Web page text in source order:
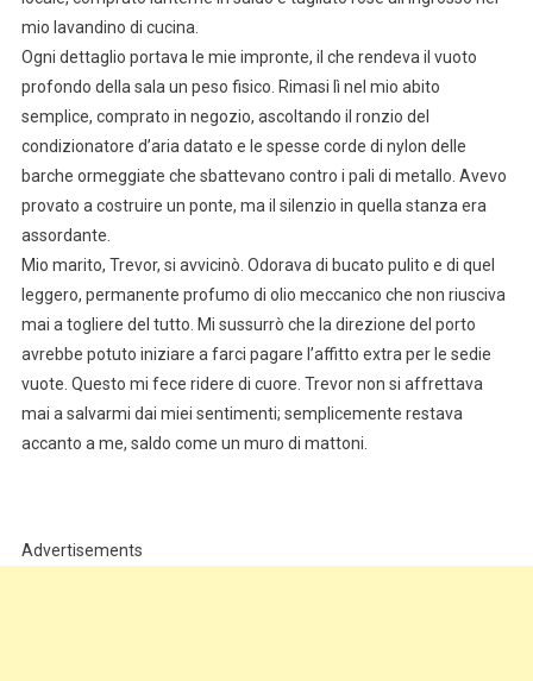
mio lavandino di cucina.
Ogni dettaglio portava le mie impronte, il che rendeva il vuoto
profondo della sala un peso fisico. Rimasi lì nel mio abito
semplice, comprato in negozio, ascoltando il ronzio del
condizionatore d’aria datato e le spesse corde di nylon delle
barche ormeggiate che sbattevano contro i pali di metallo. Avevo
provato a costruire un ponte, ma il silenzio in quella stanza era
assordante.
Mio marito, Trevor, si avvicinò. Odorava di bucato pulito e di quel
leggero, permanente profumo di olio meccanico che non riusciva
mai a togliere del tutto. Mi sussurrò che la direzione del porto
avrebbe potuto iniziare a farci pagare l’affitto extra per le sedie
vuote. Questo mi fece ridere di cuore. Trevor non si affrettava
mai a salvarmi dai miei sentimenti; semplicemente restava
accanto a me, saldo come un muro di mattoni.
Advertisements